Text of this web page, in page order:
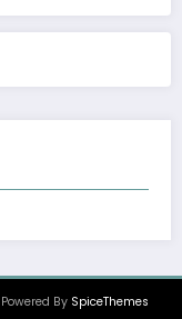
By SpiceThemes